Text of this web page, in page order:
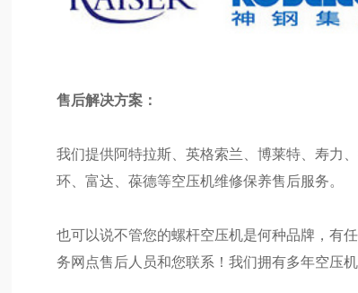
售后解决方案：
我们提供阿特拉斯、英格索兰、博莱特、寿力
环、富达、葆德等空压机维修保养售后服务。
也可以说不管您的螺杆空压机是何种品牌，有
务网点售后人员和您联系！我们拥有多年空压